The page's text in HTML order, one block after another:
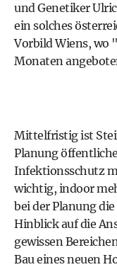
und Genetiker
ein solches
Vorbild Wiens, wo
Monaten
Mittelfristig ist
Planung
Infektionsschutz
wichtig, indoor
bei der Planung
Hinblick auf die
gewissen
Bau eines neuen